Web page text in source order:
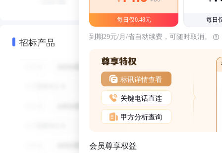
招标产品
每日仅0.48元 每日
到期29元/月/省自动续费，可随时取消。
标讯详情查看
关键电话直连
甲方分析查询
会员尊享权益